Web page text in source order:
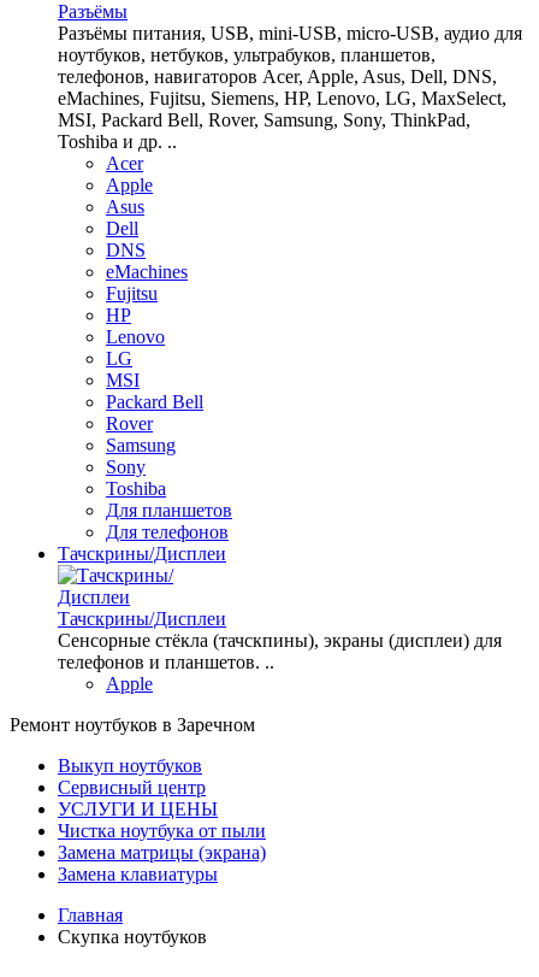
Разъёмы
Разъёмы питания, USB, mini-USB, micro-USB, аудио для
ноутбуков, нетбуков, ультрабуков, планшетов,
телефонов, навигаторов Acer, Apple, Asus, Dell, DNS,
eMachines, Fujitsu, Siemens, HP, Lenovo, LG, MaxSelect,
MSI, Packard Bell, Rover, Samsung, Sony, ThinkPad,
Toshiba и др. ..
Acer
Apple
Asus
Dell
DNS
eMachines
Fujitsu
HP
Lenovo
LG
MSI
Packard Bell
Rover
Samsung
Sony
Toshiba
Для планшетов
Для телефонов
Тачскрины/Дисплеи
Тачскрины/Дисплеи
Сенсорные стёкла (тачскпины), экраны (дисплеи) для
телефонов и планшетов. ..
Apple
Ремонт ноутбуков в Заречном
Выкуп ноутбуков
Сервисный центр
УСЛУГИ И ЦЕНЫ
Чистка ноутбука от пыли
Замена матрицы (экрана)
Замена клавиатуры
Главная
Скупка ноутбуков